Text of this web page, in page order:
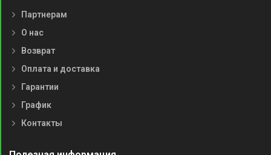
Партнерам
О нас
Возврат
Оплата и доставка
Гарантии
График
Контакты